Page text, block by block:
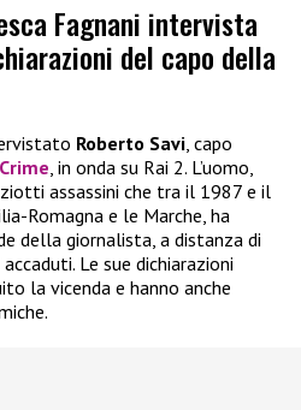
Fagnani intervista
del capo della
Roberto Savi, capo
, in onda su Rai 2. L’uomo,
assassini che tra il 1987 e il
Romagna e le Marche, ha
della giornalista, a distanza di
Le sue dichiarazioni
la vicenda e hanno anche